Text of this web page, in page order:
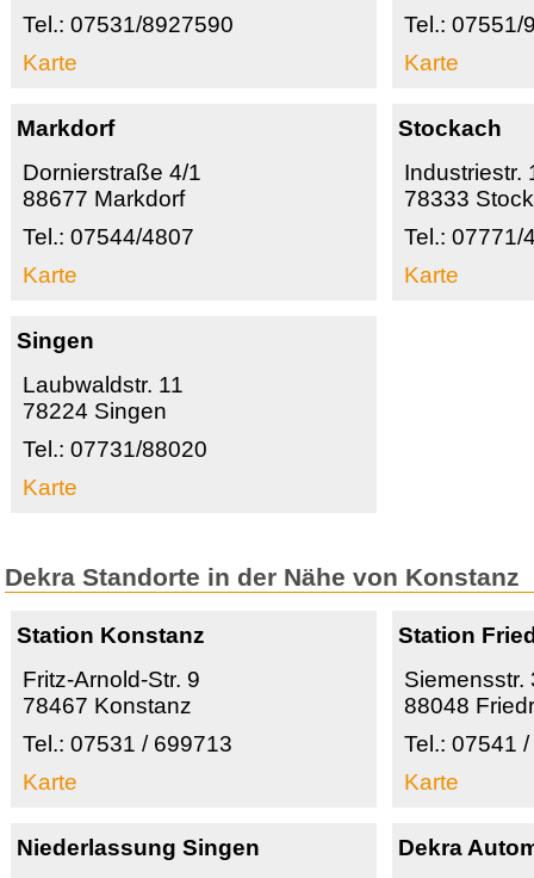
Tel.: 07531/8927590
Karte
Tel.: 07551/
Karte
Markdorf
Dornierstraße 4/1
88677 Markdorf
Tel.: 07544/4807
Karte
Stockach
Industriestr.
78333
Tel.: 07771/
Karte
Singen
Laubwaldstr. 11
78224 Singen
Tel.: 07731/88020
Karte
Dekra Standorte in der Nähe von Konstanz
Station Konstanz
Fritz-Arnold-Str. 9
78467 Konstanz
Tel.: 07531 / 699713
Karte
Station
Siemensstr.
88048
Tel.: 07541
Karte
Niederlassung Singen
Dekra